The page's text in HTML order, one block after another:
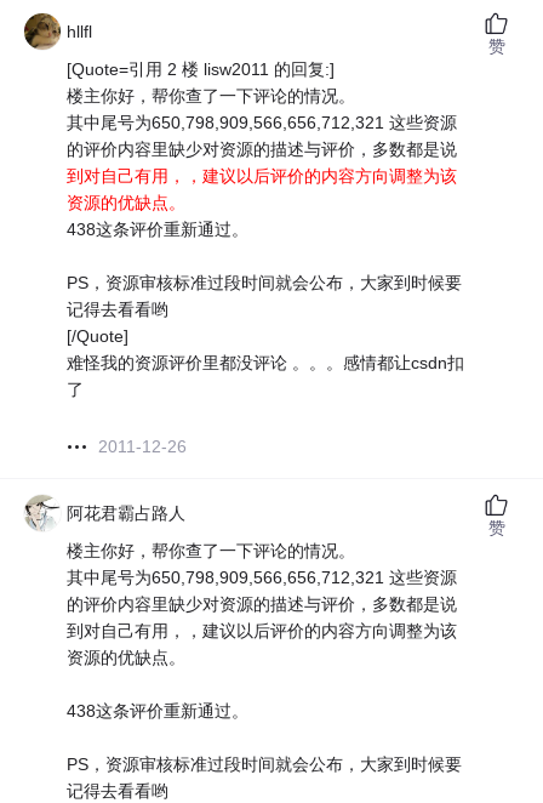
hllfl
[Quote=引用 2 楼 lisw2011 的回复:]
楼主你好，帮你查了一下评论的情况。
其中尾号为650,798,909,566,656,712,321 这些资源
的评价内容里缺少对资源的描述与评价，多数都是说
到对自己有用，，建议以后评价的内容方向调整为该
资源的优缺点。
438这条评价重新通过。
PS，资源审核标准过段时间就会公布，大家到时候要
记得去看看哟
[/Quote]
难怪我的资源评价里都没评论 。。。感情都让csdn扣
了
2011-12-26
赞
阿花君霸占路人
楼主你好，帮你查了一下评论的情况。
其中尾号为650,798,909,566,656,712,321 这些资源
的评价内容里缺少对资源的描述与评价，多数都是说
到对自己有用，，建议以后评价的内容方向调整为该
资源的优缺点。
438这条评价重新通过。
PS，资源审核标准过段时间就会公布，大家到时候要
记得去看看哟
赞